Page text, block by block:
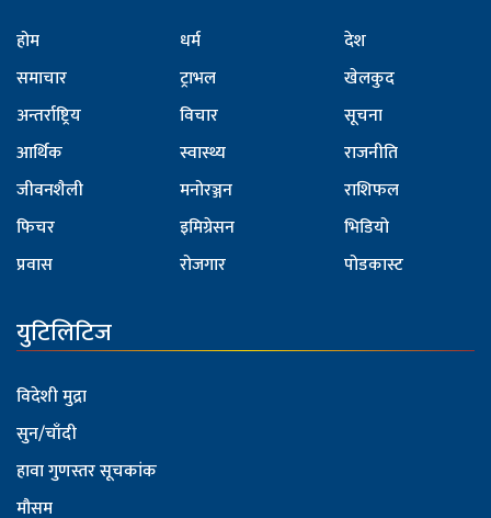
होम
समाचार
अन्तर्राष्ट्रिय
आर्थिक
जीवनशैली
फिचर
प्रवास
धर्म
ट्राभल
विचार
स्वास्थ्य
मनोरञ्जन
इमिग्रेसन
रोजगार
देश
खेलकुद
सूचना
राजनीति
राशिफल
भिडियो
पोडकास्ट
युटिलिटिज
विदेशी मुद्रा
सुन/चाँदी
हावा गुणस्तर सूचकांक
मौसम